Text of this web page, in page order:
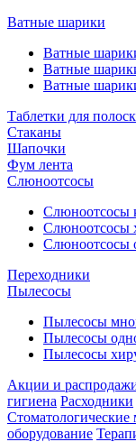
Ватные шарики
Ватные
Ватные
Ватные
Таблетки для
Стаканы
Шапочки
Фум лента
Слюноотсосы
Слюноотсосы
Слюноотсосы
Слюноотсосы
Переходники
Пылесосы
Пылесосы
Пылесосы
Пылесосы
Акции и
гигиена Расходники
Стоматологические
оборудование